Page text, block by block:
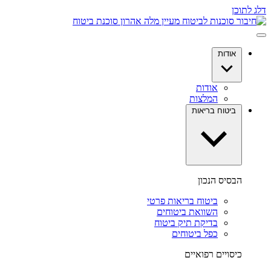
דלג לתוכן
אודות
אודות
המלצות
ביטוח בריאות
הבסיס הנכון
ביטוח בריאות פרטי
השוואת ביטוחים
בדיקת תיק ביטוח
כפל ביטוחים
כיסויים רפואיים